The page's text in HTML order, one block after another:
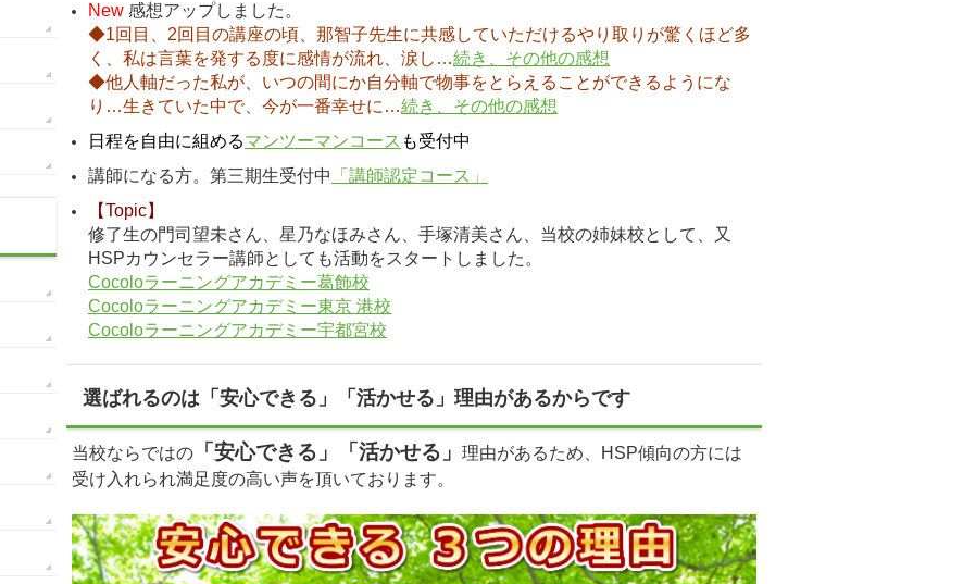
New 感想アップしました。
◆1回目、2回目の講座の頃、那智子先生に共感していただけるやり取りが驚くほど多
く、私は言葉を発する度に感情が流れ、涙し…続き、その他の感想
◆他人軸だった私が、いつの間にか自分軸で物事をとらえることができるようにな
り…生きていた中で、今が一番幸せに…続き、その他の感想
日程を自由に組めるマンツーマンコース も受付中
講師になる方。第三期生受付中
「講師認定コース」
【Topic】
修了生の門司望未さん、星乃なほみさん、手塚清美さん、当校の姉妹校として、又
HSPカウンセラー講師としても活動をスタートしました。
Cocoloラーニングアカデミー葛飾校
Cocoloラーニングアカデミー東京 港校
Cocoloラーニングアカデミー宇都宮校
選ばれるのは「安心できる」「活かせる」理由があるからです
当校ならではの 「安心できる」「活かせる」 理由があるため、HSP傾向の方には
受け入れられ満足度の高い声を頂いております。